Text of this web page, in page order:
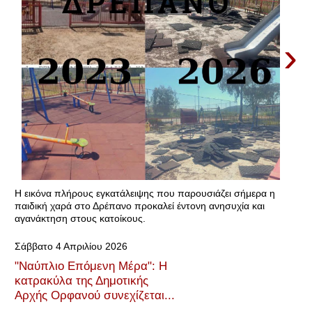
›
Η εικόνα πλήρους εγκατάλειψης που παρουσιάζει σήμερα η
παιδική χαρά στο Δρέπανο προκαλεί έντονη ανησυχία και
αγανάκτηση στους κατοίκους.
Σάββατο 4 Απριλίου 2026
"Ναύπλιο Επόμενη Μέρα": Η
κατρακύλα της Δημοτικής
Αρχής Ορφανού συνεχίζεται...